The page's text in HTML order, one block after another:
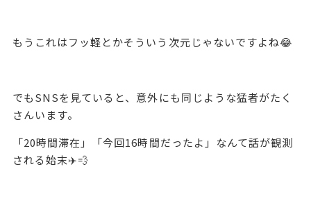
もうこれはフッ軽とかそういう次元じゃないですよね😂
でもSNSを見ていると、意外にも同じような猛者がたく
さんいます。
「20時間滞在」「今回16時間だったよ」なんて話が観測
される始末✈️💨